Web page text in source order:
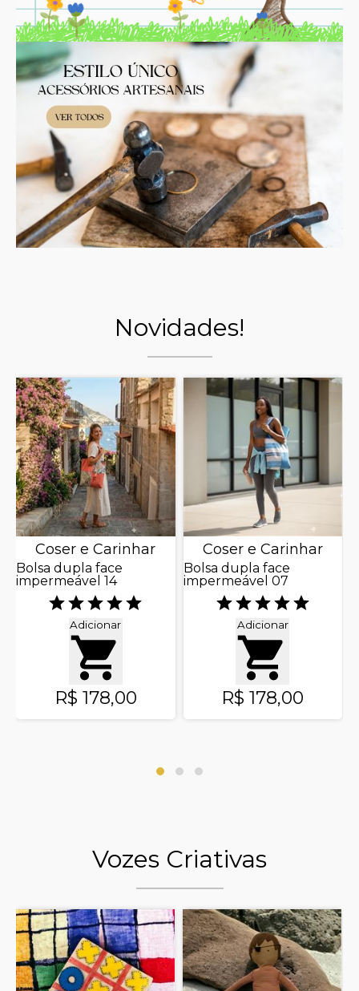
Novidades!
Coser e Carinhar
Bolsa dupla face
impermeável 14
R$ 178,00
Coser e Carinhar
Bolsa dupla face
impermeável 07
Adicionar
R$ 178,00
Vozes Criativas